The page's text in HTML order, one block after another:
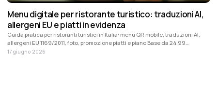
Menu digitale per ristorante turistico: traduzioni AI,
allergeni EU e piatti in evidenza
Guida pratica per ristoranti turistici in Italia: menu QR mobile, traduzioni AI,
allergeni EU 1169/2011, foto, promozione piatti e piano Base da 24,99
EUR/mese + IVA.
17 giugno 2026